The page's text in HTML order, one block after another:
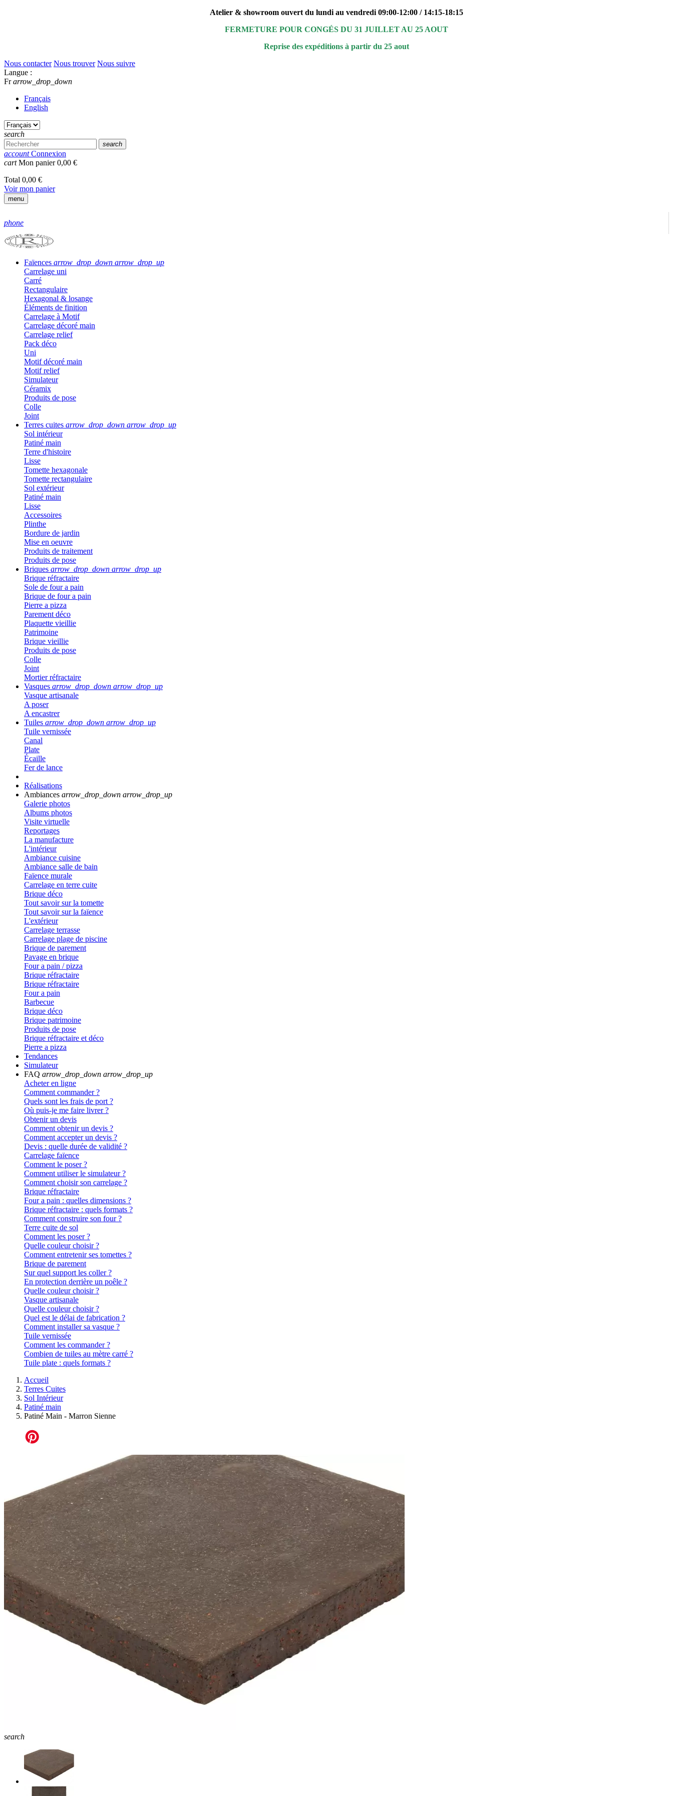
Atelier & showroom ouvert du lundi au vendredi 09:00-12:00 / 14:15-18:15
FERMETURE POUR CONGÉS DU 31 JUILLET AU 25 AOUT
Reprise des expéditions à partir du 25 aout
Nous contacter Nous trouver Nous suivre
Langue :
Fr arrow_drop_down
Français
English
search
search
account Connexion
cart Mon panier0,00 €
Total 0,00 €
Voir mon panier
menu
phone
Faïences arrow_drop_down arrow_drop_up
Carrelage uni
Carré
Rectangulaire
Hexagonal & losange
Éléments de finition
Carrelage à Motif
Carrelage décoré main
Carrelage relief
Pack déco
Uni
Motif décoré main
Motif relief
Simulateur
Céramix
Produits de pose
Colle
Joint
Terres cuites arrow_drop_down arrow_drop_up
Sol intérieur
Patiné main
Terre d'histoire
Lisse
Tomette hexagonale
Tomette rectangulaire
Sol extérieur
Patiné main
Lisse
Accessoires
Plinthe
Bordure de jardin
Mise en oeuvre
Produits de traitement
Produits de pose
Briques arrow_drop_down arrow_drop_up
Brique réfractaire
Sole de four a pain
Brique de four a pain
Pierre a pizza
Parement déco
Plaquette vieillie
Patrimoine
Brique vieillie
Produits de pose
Colle
Joint
Mortier réfractaire
Vasques arrow_drop_down arrow_drop_up
Vasque artisanale
A poser
A encastrer
Tuiles arrow_drop_down arrow_drop_up
Tuile vernissée
Canal
Plate
Écaille
Fer de lance
Réalisations
Ambiances arrow_drop_down arrow_drop_up
Galerie photos
Albums photos
Visite virtuelle
Reportages
La manufacture
L'intérieur
Ambiance cuisine
Ambiance salle de bain
Faïence murale
Carrelage en terre cuite
Brique déco
Tout savoir sur la tomette
Tout savoir sur la faïence
L'extérieur
Carrelage terrasse
Carrelage plage de piscine
Brique de parement
Pavage en brique
Four a pain / pizza
Brique réfractaire
Brique réfractaire
Four a pain
Barbecue
Brique déco
Brique patrimoine
Produits de pose
Brique réfractaire et déco
Pierre a pizza
Tendances
Simulateur
FAQ arrow_drop_down arrow_drop_up
Acheter en ligne
Comment commander ?
Quels sont les frais de port ?
Où puis-je me faire livrer ?
Obtenir un devis
Comment obtenir un devis ?
Comment accepter un devis ?
Devis : quelle durée de validité ?
Carrelage faïence
Comment le poser ?
Comment utiliser le simulateur ?
Comment choisir son carrelage ?
Brique réfractaire
Four a pain : quelles dimensions ?
Brique réfractaire : quels formats ?
Comment construire son four ?
Terre cuite de sol
Comment les poser ?
Quelle couleur choisir ?
Comment entretenir ses tomettes ?
Brique de parement
Sur quel support les coller ?
En protection derrière un poêle ?
Quelle couleur choisir ?
Vasque artisanale
Quelle couleur choisir ?
Quel est le délai de fabrication ?
Comment installer sa vasque ?
Tuile vernissée
Comment les commander ?
Combien de tuiles au mètre carré ?
Tuile plate : quels formats ?
Accueil
Terres Cuites
Sol Intérieur
Patiné main
Patiné Main - Marron Sienne
search